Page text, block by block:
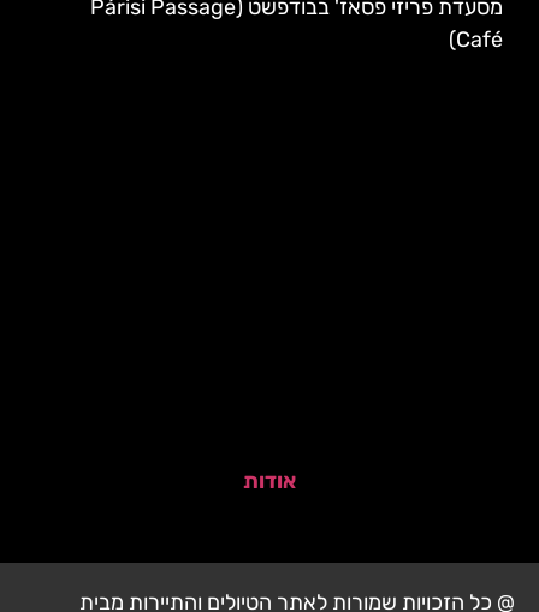
מסעדת פריזי פסאז' בבודפשט (Párisi Passage
Café)
אודות
@ כל הזכויות שמורות לאתר הטיולים והתיירות מבית